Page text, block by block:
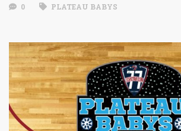
0 PLATEAU BABYS